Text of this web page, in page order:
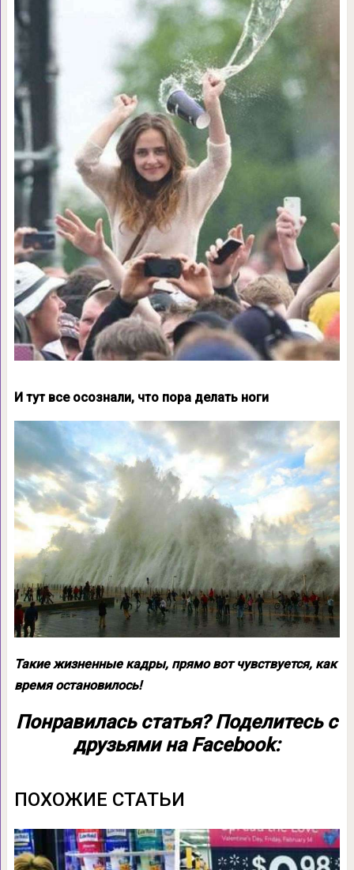
И тут все осознали, что пора делать ноги
Такие жизненные кадры, прямо вот чувствуется, как
время остановилось!
Понравилась статья? Поделитесь с
друзьями на Facebook:
ПОХОЖИЕ СТАТЬИ